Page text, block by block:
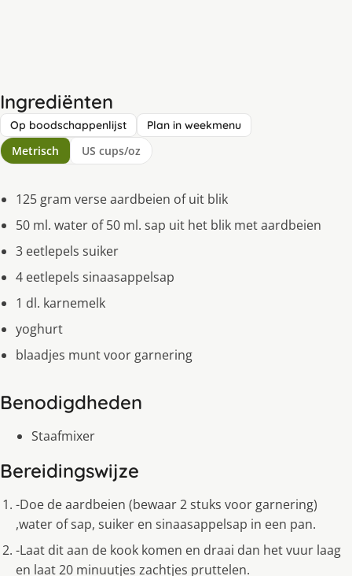
Ingrediënten
Op boodschappenlijst Plan in weekmenu
Metrisch US cups/oz
125 gram verse aardbeien of uit blik
50 ml. water of 50 ml. sap uit het blik met aardbeien
3 eetlepels suiker
4 eetlepels sinaasappelsap
1 dl. karnemelk
yoghurt
blaadjes munt voor garnering
Benodigdheden
Staafmixer
Bereidingswijze
-Doe de aardbeien (bewaar 2 stuks voor garnering)
,water of sap, suiker en sinaasappelsap in een pan.
-Laat dit aan de kook komen en draai dan het vuur laag
en laat 20 minuutjes zachtjes pruttelen.